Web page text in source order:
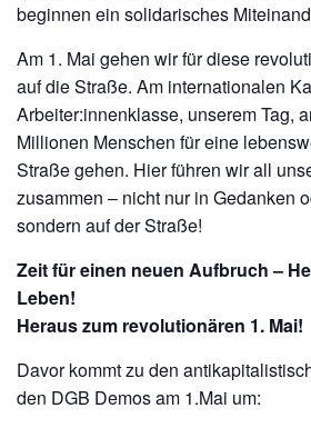
beginnen ein solidarisches
Am 1. Mai gehen wir für diese
auf die Straße. Am internationalen
Arbeiter:innenklasse, unserem Tag,
Millionen Menschen für eine
Straße gehen. Hier führen wir all
zusammen – nicht nur in Gedanken
sondern auf der Straße!
Zeit für einen neuen Aufbruch –
Leben!
Heraus zum revolutionären 1. Mai!
Davor kommt zu den
den DGB Demos am 1.Mai um: